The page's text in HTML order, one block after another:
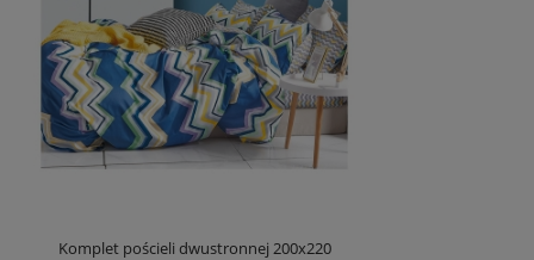
Komplet pościeli dwustronnej 200x220